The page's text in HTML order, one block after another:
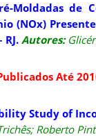
Moldadas de
(NOx)
RJ. Autores:
Até
Study of
Roberto